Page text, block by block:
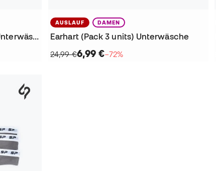
Tanga Earhart (Pack 3 units) Unterwäsche
AUSLAUF DAMEN
Earhart (Pack 3 units) Unterwäsche
24,99 €6,99 €−72%